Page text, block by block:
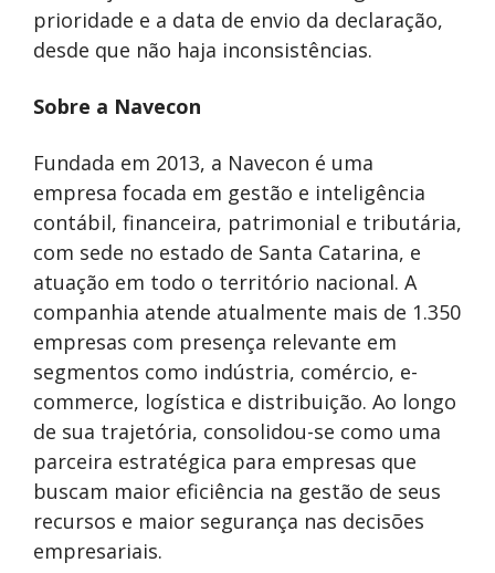
prioridade e a data de envio da declaração,
desde que não haja inconsistências.
Sobre a Navecon
Fundada em 2013, a Navecon é uma
empresa focada em gestão e inteligência
contábil, financeira, patrimonial e tributária,
com sede no estado de Santa Catarina, e
atuação em todo o território nacional. A
companhia atende atualmente mais de 1.350
empresas com presença relevante em
segmentos como indústria, comércio, e-
commerce, logística e distribuição. Ao longo
de sua trajetória, consolidou-se como uma
parceira estratégica para empresas que
buscam maior eficiência na gestão de seus
recursos e maior segurança nas decisões
empresariais.